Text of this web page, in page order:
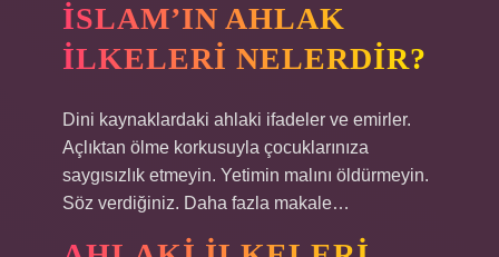
İSLAM’IN AHLAK
ILKELERI NELERDIR?
Dini kaynaklardaki ahlaki ifadeler ve emirler.
Açlıktan ölme korkusuyla çocuklarınıza
saygısızlık etmeyin. Yetimin malını öldürmeyin.
Söz verdiğiniz. Daha fazla makale…